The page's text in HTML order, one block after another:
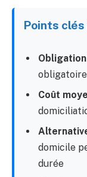
Points
Coût
domicile
durée